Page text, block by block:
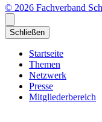
© 2026 Fachverband
Schließen
Startseite
Themen
Netzwerk
Presse
Mitgliederbereich